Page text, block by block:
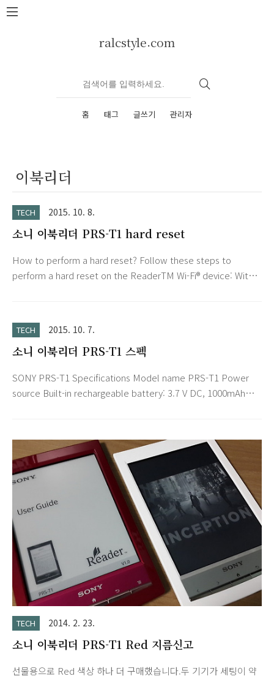
본문 바로가기
ralcstyle.com
홈 태그 글쓰기 관리자
이북리더
TECH 2015. 10. 8.
소니 이북리더 PRS-T1 hard reset
How to perform a hard reset? Follow these steps to
perform a hard reset on the ReaderTM Wi-Fi® device: With
screen appears. In the Device Shutdown screen, press
Yes. Press the power button again to turn the Reader Wi-
Fi back on. While the screen displays opening book.....,
TECH 2015. 10. 7.
소니 이북리더 PRS-T1 스펙
SONY PRS-T1 Specifications Model name PRS-T1 Power
source Built-in rechargeable battery: 3.7 V DC, 1000mAh
supplied USB cable. Battery life (continuous page turn)
Maximum Battery: Approximately 14,000 continuous page
turns when reading only.* * Measured using a text based
content in ePub format a..
TECH 2014. 2. 23.
소니 이북리더 PRS-T1 Red 지름신고
선물용으로 Red 색상 하나 더 구매했습니다.두 기기가 세팅이 약